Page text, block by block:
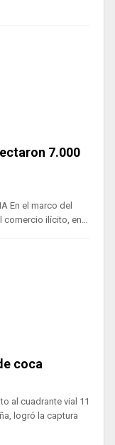
7.000
En el marco del
ilícito, en…
coca
al cuadrante vial 11
logró la captura